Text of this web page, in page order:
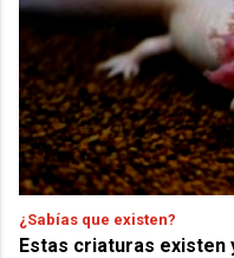
¿Sabías que existen?
Estas criaturas existen